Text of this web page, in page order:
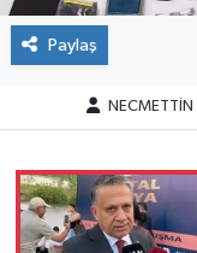
Paylaş
NECMETTİN